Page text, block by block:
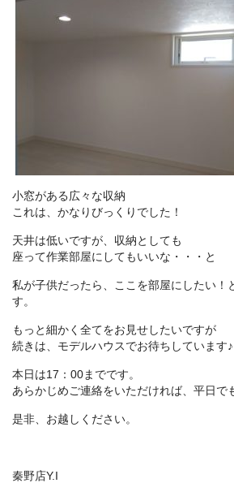
小窓がある広々な収納
これは、かなりびっくりでした！
天井は低いですが、収納としても
座って作業部屋にしてもいいな・・・と
私が子供だったら、ここを部屋にしたい！
す。
もっと細かく全てをお見せしたいですが
続きは、モデルハウスでお待ちしています♪
本日は17：00までです。
あらかじめご連絡をいただければ、平日で
是非、お越しください。
秦野店Y.I